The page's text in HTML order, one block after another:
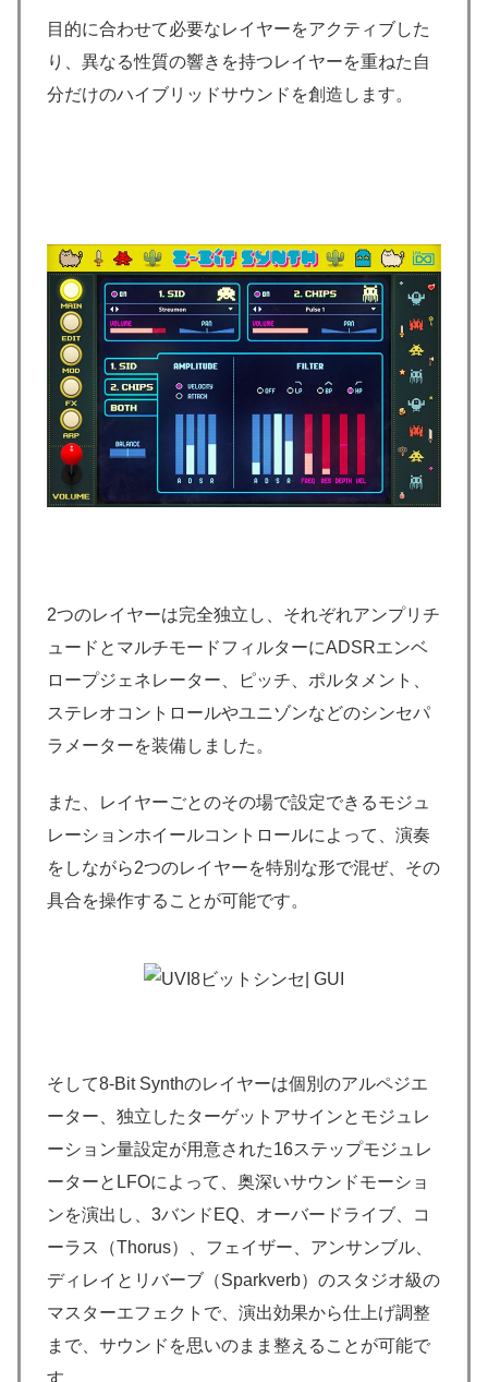
目的に合わせて必要なレイヤーをアクティブした
り、異なる性質の響きを持つレイヤーを重ねた自
分だけのハイブリッドサウンドを創造します。
2つのレイヤーは完全独立し、それぞれアンプリチ
ュードとマルチモードフィルターにADSRエンベ
ロープジェネレーター、ピッチ、ポルタメント、
ステレオコントロールやユニゾンなどのシンセパ
ラメーターを装備しました。
また、レイヤーごとのその場で設定できるモジュ
レーションホイールコントロールによって、演奏
をしながら2つのレイヤーを特別な形で混ぜ、その
具合を操作することが可能です。
そして8-Bit Synthのレイヤーは個別のアルペジエ
ーター、独立したターゲットアサインとモジュレ
ーション量設定が用意された16ステップモジュレ
ーターとLFOによって、奥深いサウンドモーショ
ンを演出し、3バンドEQ、オーバードライブ、コ
ーラス（Thorus）、フェイザー、アンサンブル、
ディレイとリバーブ（Sparkverb）のスタジオ級の
マスターエフェクトで、演出効果から仕上げ調整
まで、サウンドを思いのまま整えることが可能で
す。